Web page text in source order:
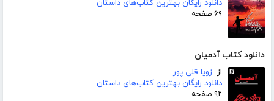
دانلود رایگان بهترین کتاب‌های داستان
۶۹ صفحه
دانلود کتاب آدمیان
از: زویا قلی پور
دانلود رایگان بهترین کتاب‌های داستان
۹۲ صفحه